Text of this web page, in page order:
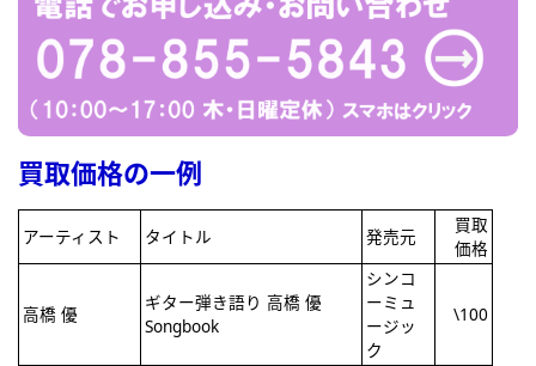
買取価格の一例
アーティスト タイトル 発売元
買取
価格
高橋 優
ギター弾き語り 高橋 優
Songbook
シンコ
ーミュ
ージッ
ク
\100